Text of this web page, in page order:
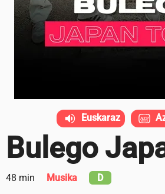
Bulego
48 min Musika D
Euskaraz